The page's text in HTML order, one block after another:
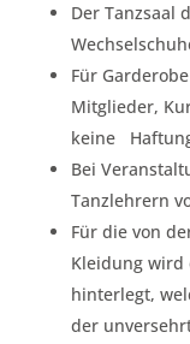
Der Tanzsaal
Für
Mitglieder,
keine
Bei
Tanzlehrern
Für die von
Kleidung
hinterlegt,
der